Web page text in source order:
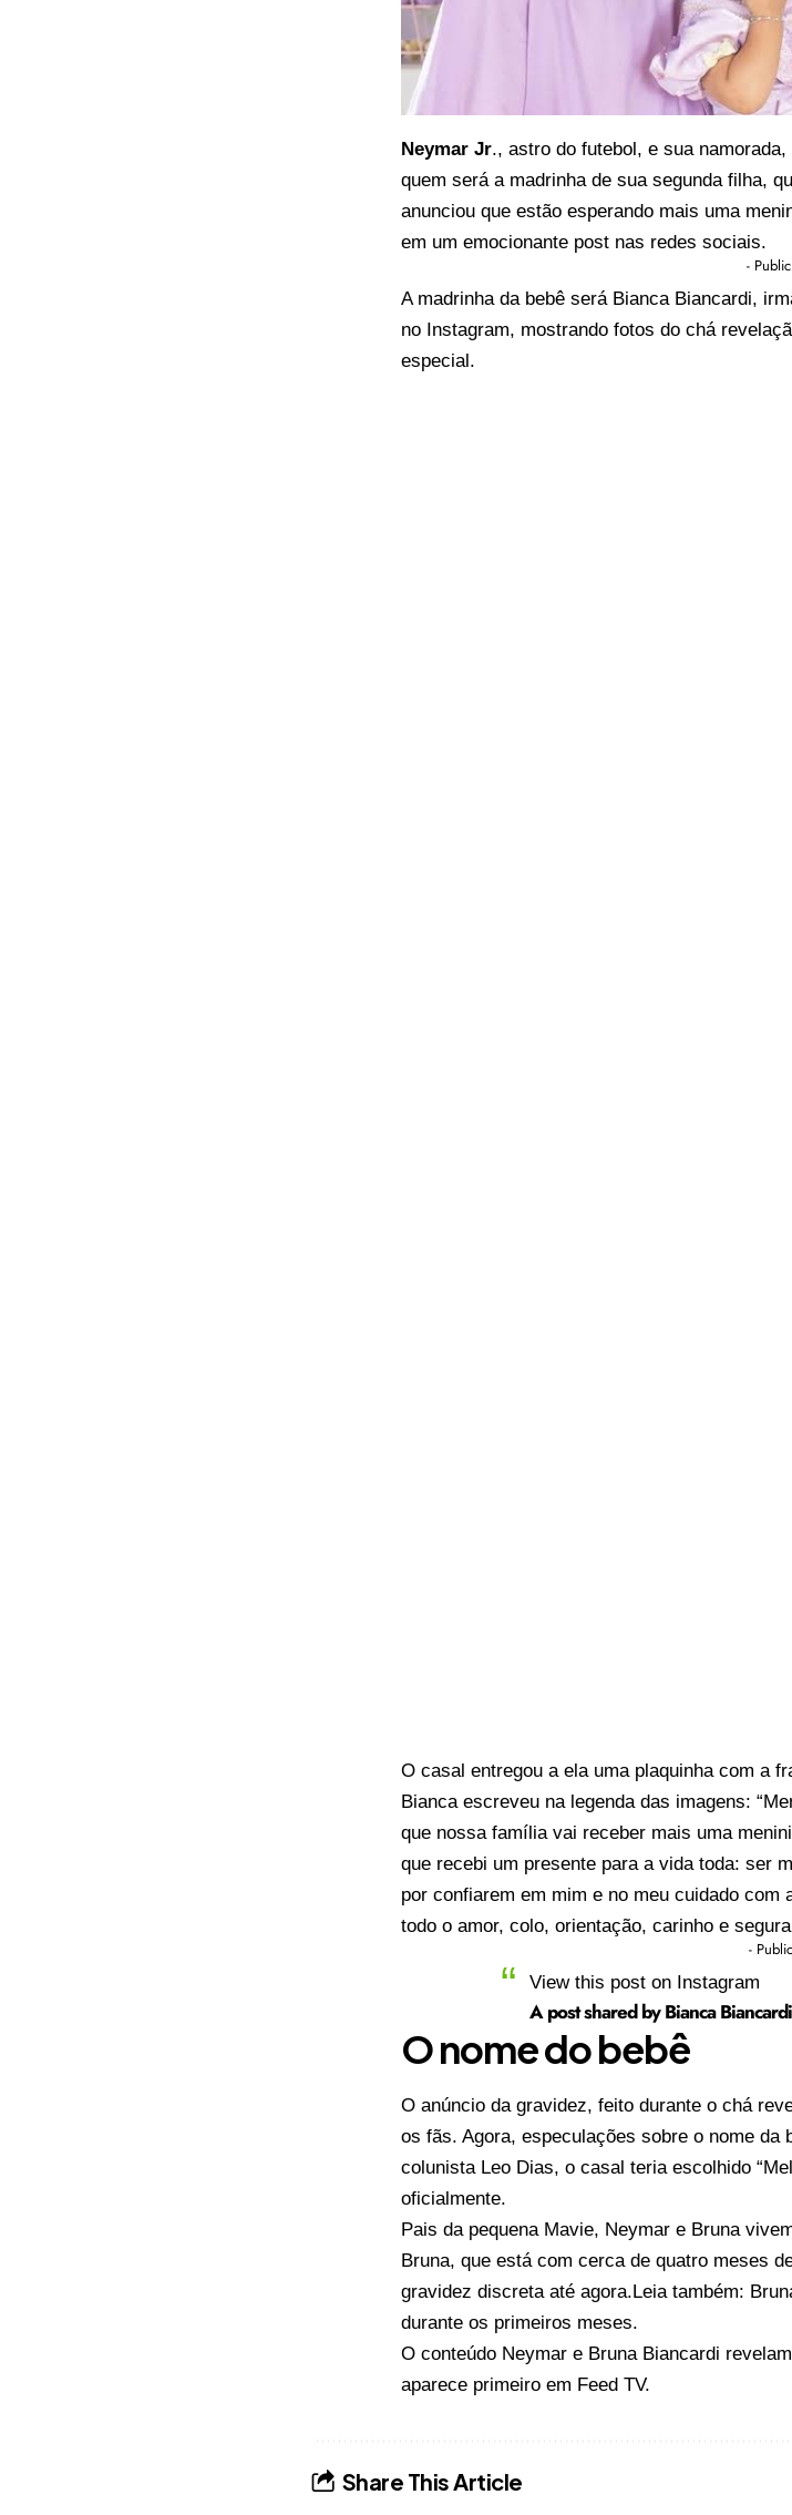
Neymar Jr., astro do futebol, e sua
quem será a madrinha de sua segunda filha,
anunciou que estão esperando mais uma
em um emocionante post nas redes sociais.
-
A madrinha da bebê será Bianca Biancardi,
no Instagram, mostrando fotos do chá
especial.
O casal entregou a ela uma plaquinha com a
Bianca escreveu na legenda das imagens:
que nossa família vai receber mais uma
que recebi um presente para a vida toda: ser
por confiarem em mim e no meu cuidado
todo o amor, colo, orientação, carinho e
-
View this post on Instagram
A post shared by Bianca
O nome do bebê
O anúncio da gravidez, feito durante o chá
os fãs. Agora, especulações sobre o nome da
colunista Leo Dias, o casal teria escolhido
oficialmente.
Pais da pequena Mavie, Neymar e Bruna
Bruna, que está com cerca de quatro meses
gravidez discreta até agora.Leia também:
durante os primeiros meses.
O conteúdo Neymar e Bruna Biancardi
aparece primeiro em Feed TV.
Share This Article